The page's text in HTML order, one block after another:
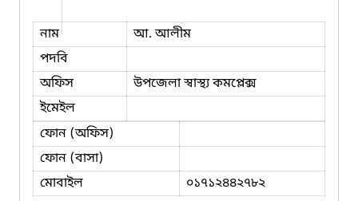
নাম
আ. আলীম
পদবি
অফিস
উপজেলা স্বাস্থ্য কমপ্লেক্স
ইমেইল
ফোন (অফিস)
ফোন (বাসা)
মোবাইল
০১৭১২৪৪২৭৮২